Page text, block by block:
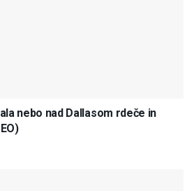
nebo nad Dallasom rdeče in